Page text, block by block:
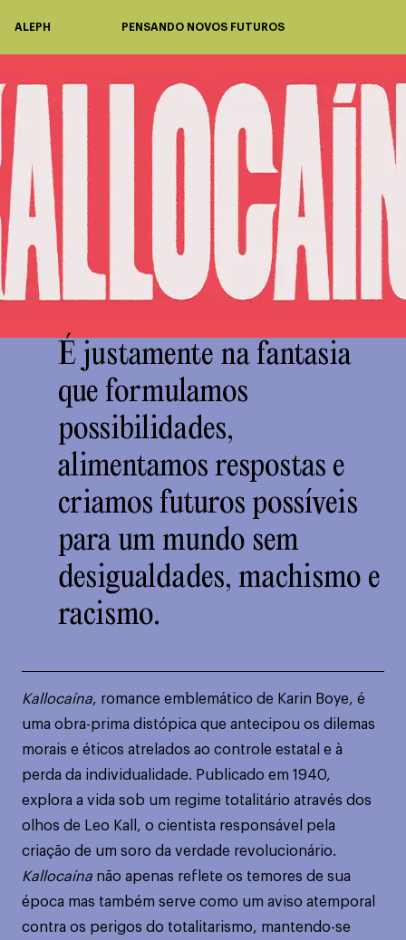
ALEPH PENSANDO NOVOS FUTUROS
É justamente na fantasia
que formulamos
possibilidades,
alimentamos respostas e
criamos futuros possíveis
para um mundo sem
desigualdades, machismo e
racismo.
Kallocaína, romance emblemático de Karin Boye, é
uma obra-prima distópica que antecipou os dilemas
morais e éticos atrelados ao controle estatal e à
perda da individualidade. Publicado em 1940,
explora a vida sob um regime totalitário através dos
olhos de Leo Kall, o cientista responsável pela
criação de um soro da verdade revolucionário.
Kallocaína não apenas reflete os temores de sua
época mas também serve como um aviso atemporal
contra os perigos do totalitarismo, mantendo-se